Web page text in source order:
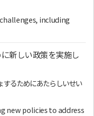
including
新しい政策を実施し
るためにあたらしいせい
new policies to address